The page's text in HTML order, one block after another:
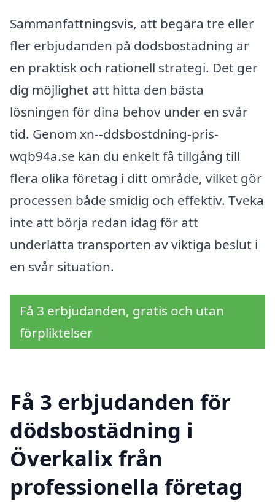
Sammanfattningsvis, att begära tre eller
fler erbjudanden på dödsbostädning är
en praktisk och rationell strategi. Det ger
dig möjlighet att hitta den bästa
lösningen för dina behov under en svår
tid. Genom xn--ddsbostdning-pris-
wqb94a.se kan du enkelt få tillgång till
flera olika företag i ditt område, vilket gör
processen både smidig och effektiv. Tveka
inte att börja redan idag för att
underlätta transporten av viktiga beslut i
en svår situation.
Få 3 erbjudanden, gratis och utan
förpliktelser
Få 3 erbjudanden för
dödsbostädning i
Överkalix från
professionella företag